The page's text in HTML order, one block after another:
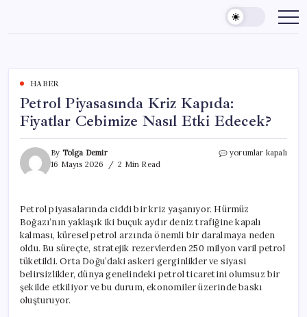
content
HABER
Petrol Piyasasında Kriz Kapıda:
Fiyatlar Cebimize Nasıl Etki Edecek?
By Tolga Demir
16 Mayıs 2026
2 Min Read
Petrol
Cebimize
Nasıl
Etki
Edecek?
yorumlar kapalı
Petrol piyasalarında ciddi bir kriz yaşanıyor. Hürmüz
Boğazı’nın yaklaşık iki buçuk aydır deniz trafiğine kapalı
kalması, küresel petrol arzında önemli bir daralmaya neden
oldu. Bu süreçte, stratejik rezervlerden 250 milyon varil petrol
tüketildi. Orta Doğu’daki askeri gerginlikler ve siyasi
belirsizlikler, dünya genelindeki petrol ticaretini olumsuz bir
şekilde etkiliyor ve bu durum, ekonomiler üzerinde baskı
oluşturuyor.